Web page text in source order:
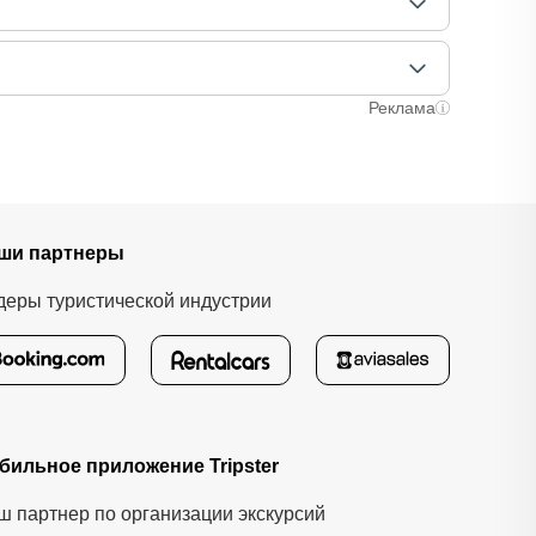
ваше место. После этого вам станут доступны
оплата полностью происходит на сайте.
Реклама
партнеры
туристической индустрии
приложение Tripster
партнер по организации экскурсий